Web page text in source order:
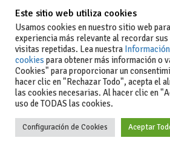
Ago 03, 2026 181
Cárnicas El Alcazar,
la 42ª Subida a Vejer
Este sitio web utiliza cookies
Usamos cookies en nuestro sitio web
experiencia más relevante al recordar
visitas repetidas. Lea nuestra
cookies para obtener más información o
Cookies" para proporcionar un
hacer clic en "Rechazar Todo", acepta el
las cookies necesarias. Al hacer clic en
uso de TODAS las cookies.
Configuración de Cookies Aceptar